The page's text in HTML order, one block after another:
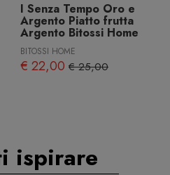
I Senza Tempo Oro e
Argento Piatto frutta
Argento Bitossi Home
BITOSSI HOME
€ 22,00 € 25,00
ispirare